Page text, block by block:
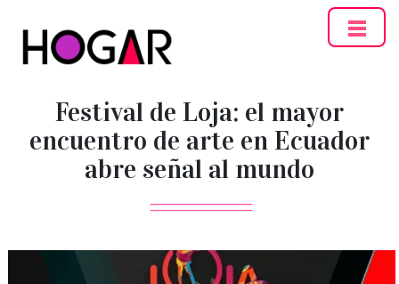
Festival de Loja: el mayor
encuentro de arte en Ecuador
abre señal al mundo